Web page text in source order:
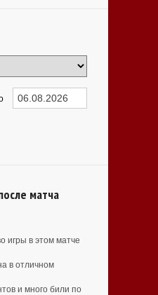
матча
игры в этом матче
в отличном
и много били по